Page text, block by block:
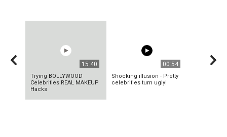
15:40
Trying BOLLYWOOD
Celebrities REAL MAKEUP
Hacks
00:54
Shocking illusion - Pretty
celebrities turn ugly!